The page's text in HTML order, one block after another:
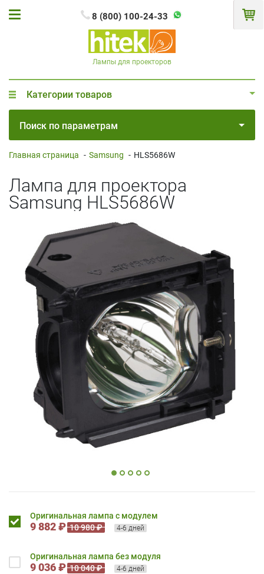
8 (800) 100-24-33
Лампы для проекторов
Категории товаров
Поиск по параметрам
Главная страница - Samsung - HLS5686W
Лампа для проектора
Samsung HLS5686W
Оригинальная лампа с модулем
9 882 ₽ 10 980 ₽ 4-6 дней
Оригинальная лампа без модуля
9 036 ₽ 10 040 ₽ 4-6 дней